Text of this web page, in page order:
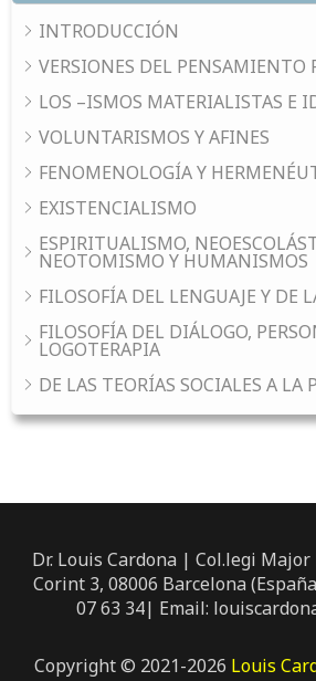
INTRODUCCIÓN
VERSIONES DEL PENSAMIENTO
LOS –ISMOS MATERIALISTAS E
VOLUNTARISMOS Y AFINES
FENOMENOLOGÍA Y
EXISTENCIALISMO
ESPIRITUALISMO,
NEOTOMISMO Y HUMANISMOS
FILOSOFÍA DEL LENGUAJE Y DE
FILOSOFÍA DEL DIÁLOGO,
LOGOTERAPIA
DE LAS TEORÍAS SOCIALES A
Dr. Louis Cardona | Col.legi
Corint 3, 08006 Barcelona
07 63 34| Email:
Copyright © 2021-2026 Louis